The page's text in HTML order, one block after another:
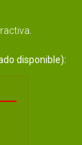
disponible):